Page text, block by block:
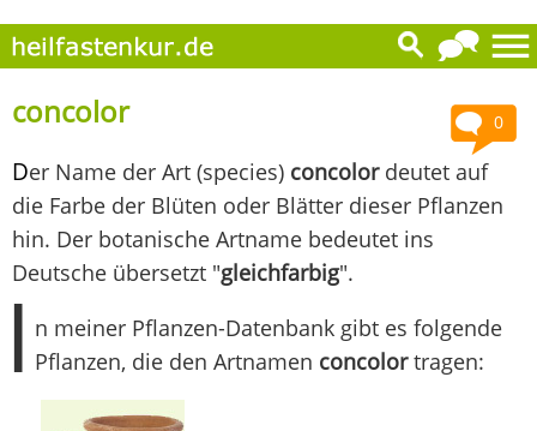
0
concolor
Der Name der Art (species) concolordeutet auf
die Farbe der Blüten oder Blätter dieser Pflanzen
hin. Der botanische Artname bedeutet ins
Deutsche übersetzt "gleichfarbig".
I n meiner Pflanzen-Datenbank gibt es folgende
Pflanzen, die den Artnamen concolortragen: